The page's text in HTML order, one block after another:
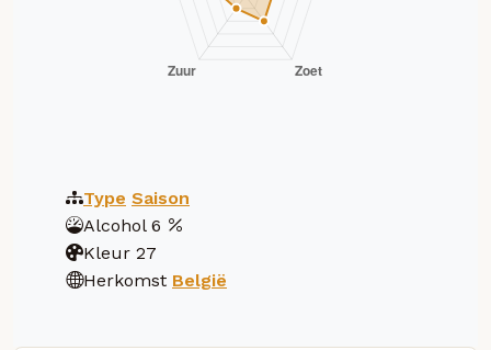
Type Saison
Alcohol 6
Kleur 27
Herkomst België